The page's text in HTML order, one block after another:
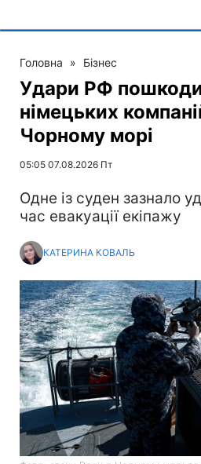
Головна » Бізнес
Удари РФ
німецьких
Чорному морі
05:05 07.08.2026 Пт
Одне із суден зазнало
час евакуації екіпажу
КАТЕРИНА КОВАЛЬ